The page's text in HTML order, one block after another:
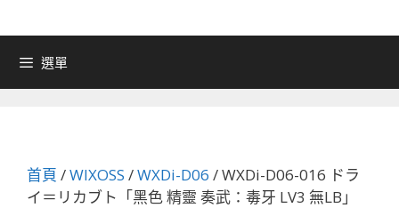
選單
首頁 /WIXOSS /WXDi-D06 / WXDi-D06-016 ドラ
イ＝リカブト「黑色 精靈 奏武：毒牙 LV3 無LB」